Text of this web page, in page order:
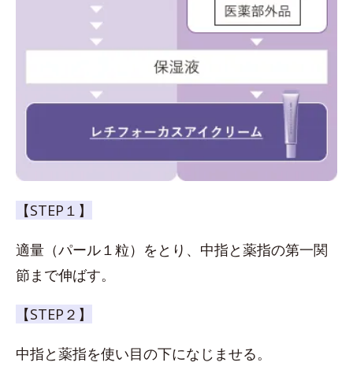
【STEP１】
適量（パール１粒）をとり、中指と薬指の第一関
節まで伸ばす。
【STEP２】
中指と薬指を使い目の下になじませる。